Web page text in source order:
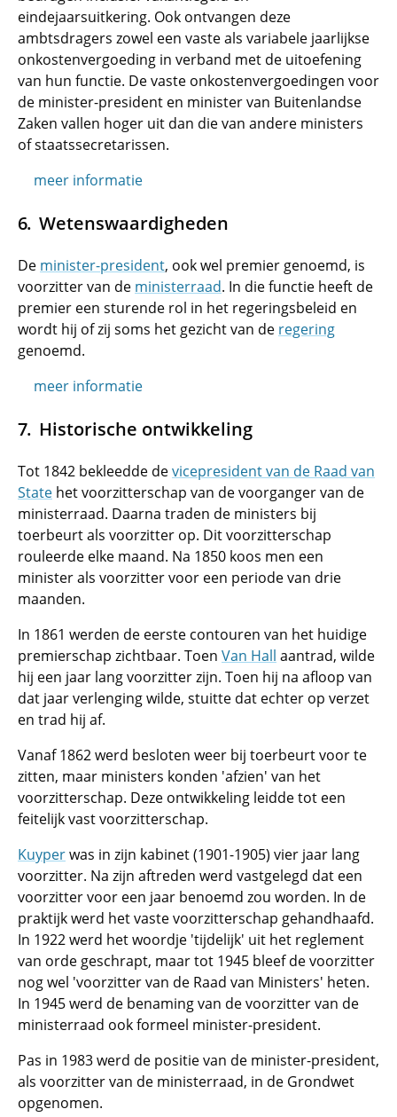
eindejaarsuitkering. Ook ontvangen deze
ambtsdragers zowel een vaste als variabele jaarlijkse
onkostenvergoeding in verband met de uitoefening
van hun functie. De vaste onkostenvergoedingen voor
de minister-president en minister van Buitenlandse
Zaken vallen hoger uit dan die van andere ministers
of staatssecretarissen.
meer informatie
Wetenswaardigheden
De minister-president, ook wel premier genoemd, is
voorzitter van de ministerraad. In die functie heeft de
premier een sturende rol in het regeringsbeleid en
wordt hij of zij soms het gezicht van de regering
genoemd.
meer informatie
Historische ontwikkeling
Tot 1842 bekleedde devicepresident van de Raad van
State het voorzitterschap van de voorganger van de
ministerraad. Daarna traden de ministers bij
toerbeurt als voorzitter op. Dit voorzitterschap
rouleerde elke maand. Na 1850 koos men een
minister als voorzitter voor een periode van drie
maanden.
In 1861 werden de eerste contouren van het huidige
premierschap zichtbaar. Toen Van Hall aantrad, wilde
hij een jaar lang voorzitter zijn. Toen hij na afloop van
dat jaar verlenging wilde, stuitte dat echter op verzet
en trad hij af.
Vanaf 1862 werd besloten weer bij toerbeurt voor te
zitten, maar ministers konden 'afzien' van het
voorzitterschap. Deze ontwikkeling leidde tot een
feitelijk vast voorzitterschap.
Kuyperwas in zijn kabinet (1901-1905) vier jaar lang
voorzitter. Na zijn aftreden werd vastgelegd dat een
voorzitter voor een jaar benoemd zou worden. In de
praktijk werd het vaste voorzitterschap gehandhaafd.
In 1922 werd het woordje 'tijdelijk' uit het reglement
van orde geschrapt, maar tot 1945 bleef de voorzitter
nog wel 'voorzitter van de Raad van Ministers' heten.
In 1945 werd de benaming van de voorzitter van de
ministerraad ook formeel minister-president.
Pas in 1983 werd de positie van de minister-president,
als voorzitter van de ministerraad, in de Grondwet
opgenomen.